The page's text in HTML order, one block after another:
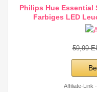
Philips Hue Essential
Farbiges LED
59,99
Affiliate-Link